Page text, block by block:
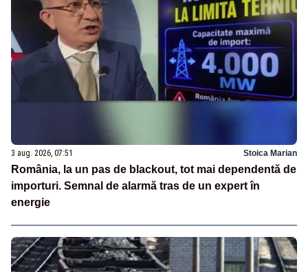
3 aug. 2026, 07:51 Stoica Marian
România, la un pas de blackout, tot mai dependentă de
importuri. Semnal de alarmă tras de un expert în
energie